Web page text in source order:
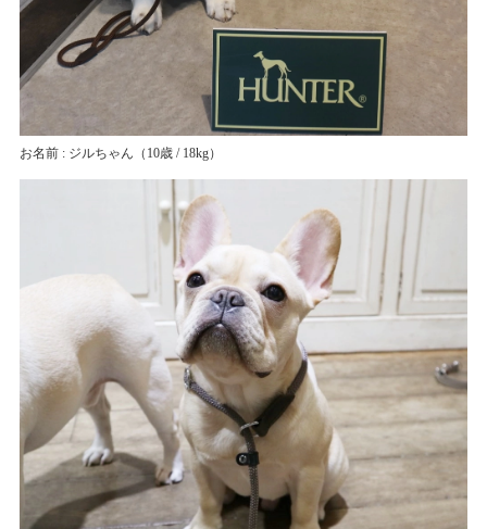
お名前 : ジルちゃん （10歳 / 18kg）